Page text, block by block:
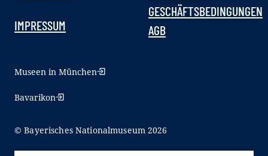
IMPRESSUM
GESCHÄFTSBEDINGUNGEN
AGB
Museen in München
Bavarikon
© Bayerisches Nationalmuseum 2026